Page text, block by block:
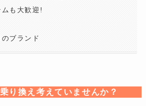
も大歓迎!
ブランド
り換え考えていませんか？